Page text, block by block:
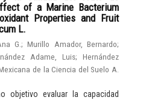
of a Marine Bacterium
Properties and Fruit
L.
G. ;Murillo Amador, Bernardo;
Adame, Luis;Hernández
de la Ciencia del Suelo A.
objetivo evaluar la capacidad